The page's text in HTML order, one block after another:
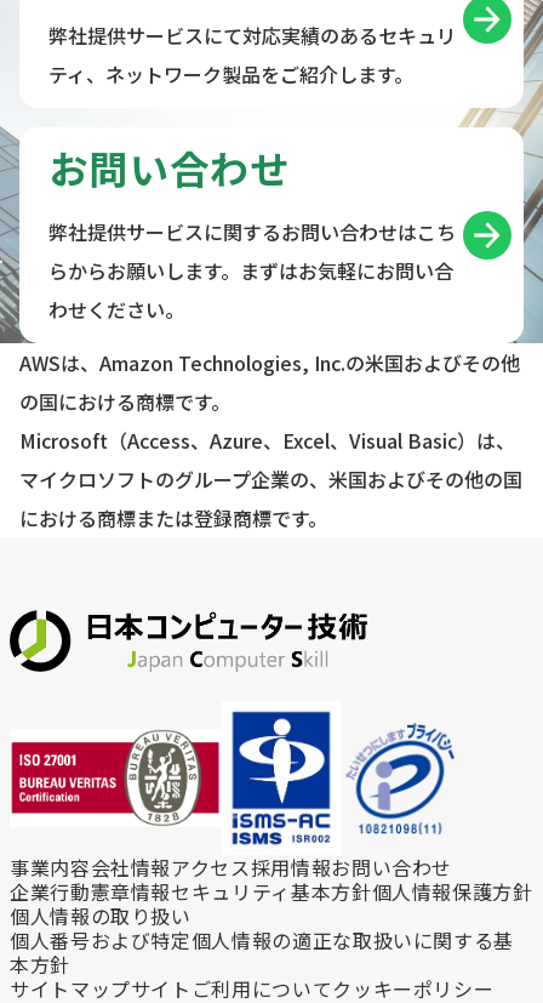
弊社提供サービスにて対応実績のあるセキュリ
ティ、ネットワーク製品をご紹介します。
お問い合わせ
弊社提供サービスに関するお問い合わせはこち
らからお願いします。まずはお気軽にお問い合
わせください。
AWSは、Amazon Technologies, Inc.の米国およびその他
の国における商標です。
Microsoft（Access、Azure、Excel、Visual Basic）は、
マイクロソフトのグループ企業の、米国およびその他の国
における商標または登録商標です。
事業内容会社情報アクセス採用情報お問い合わせ
企業行動憲章情報セキュリティ基本方針個人情報保護方針
個人情報の取り扱い
個人番号および特定個人情報の適正な取扱いに関する基
本方針
サイトマップサイトご利用についてクッキーポリシー